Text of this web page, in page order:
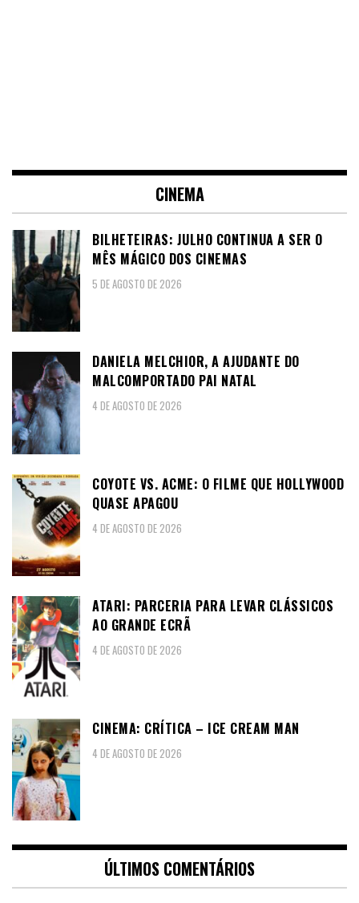
CINEMA
BILHETEIRAS: JULHO CONTINUA A SER O
MÊS MÁGICO DOS CINEMAS
5 DE AGOSTO DE 2026
DANIELA MELCHIOR, A AJUDANTE DO
MALCOMPORTADO PAI NATAL
4 DE AGOSTO DE 2026
COYOTE VS. ACME: O FILME QUE HOLLYWOOD
QUASE APAGOU
4 DE AGOSTO DE 2026
ATARI: PARCERIA PARA LEVAR CLÁSSICOS
AO GRANDE ECRÃ
4 DE AGOSTO DE 2026
CINEMA: CRÍTICA – ICE CREAM MAN
4 DE AGOSTO DE 2026
ÚLTIMOS COMENTÁRIOS